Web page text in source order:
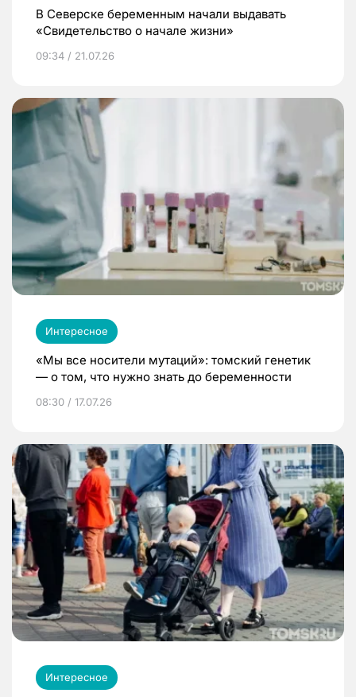
В Северске беременным начали выдавать
«Свидетельство о начале жизни»
09:34 / 21.07.26
Интересное
«Мы все носители мутаций»: томский генетик
— о том, что нужно знать до беременности
08:30 / 17.07.26
Интересное